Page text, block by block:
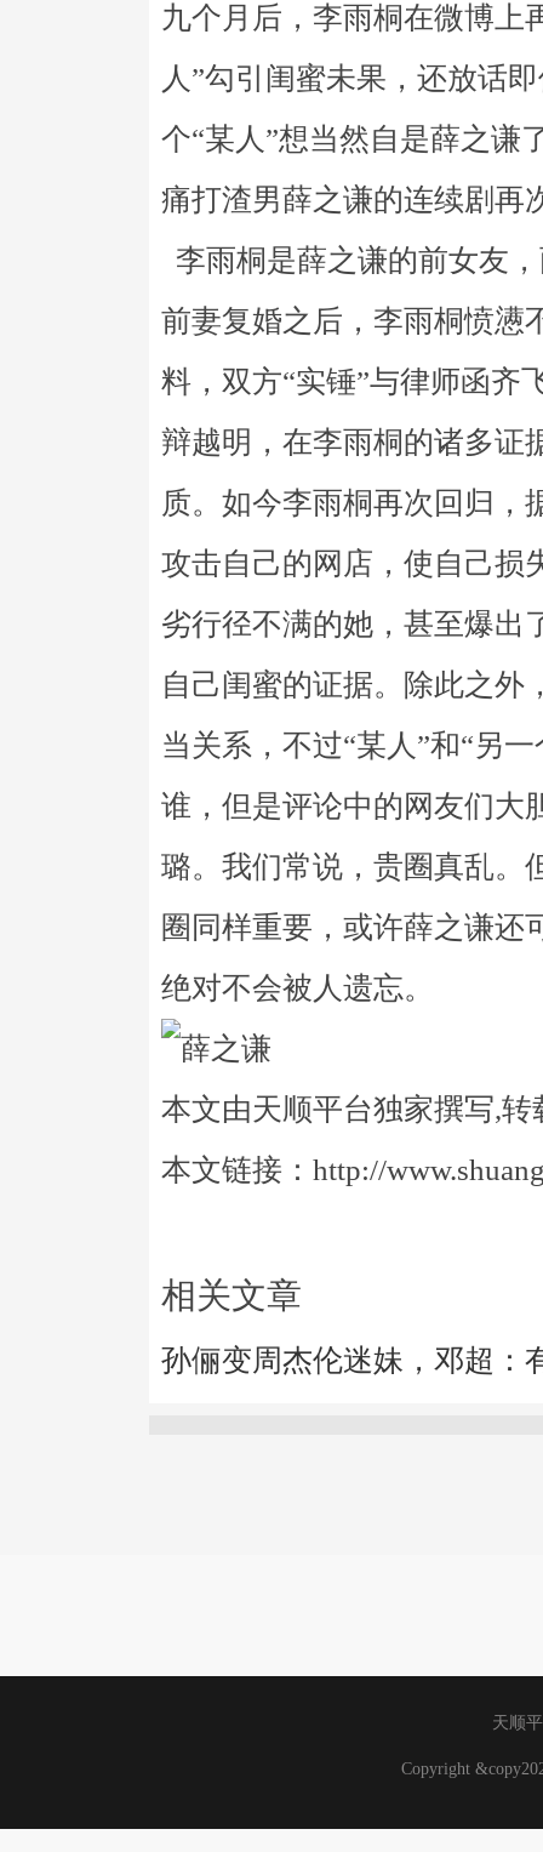
九个月后，李雨桐在微博上
人”勾引闺蜜未果，还放话
个“某人”想当然自是薛之谦
痛打渣男薛之谦的连续剧再
李雨桐是薛之谦的前女友
前妻复婚之后，李雨桐愤懑
料，双方“实锤”与律师函齐
辩越明，在李雨桐的诸多证
质。如今李雨桐再次回归，
攻击自己的网店，使自己损
劣行径不满的她，甚至爆出
自己闺蜜的证据。除此之外
当关系，不过“某人”和“另
谁，但是评论中的网友们大
璐。我们常说，贵圈真乱。
圈同样重要，或许薛之谦还
绝对不会被人遗忘。
本文由天顺平台独家撰写,转
本文链接：http://
相关文章
孙俪变周杰伦迷妹，邓超：
天顺
Copyright